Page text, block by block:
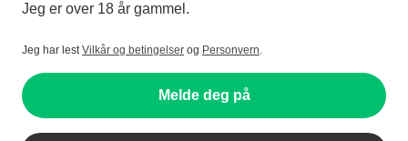
Jeg er over 18 år gammel.
Jeg har lestVilkår og betingelser og Personvern.
Melde deg på